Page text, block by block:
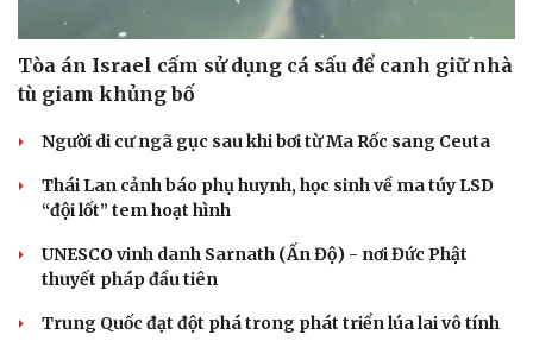
Cải chính
Tòa án Israel cấm sử dụng cá sấu để canh giữ nhà
tù giam khủng bố
Người di cư ngã gục sau khi bơi từ Ma Rốc sang Ceuta
Thái Lan cảnh báo phụ huynh, học sinh về ma túy LSD
“đội lốt” tem hoạt hình
UNESCO vinh danh Sarnath (Ấn Độ) - nơi Đức Phật
thuyết pháp đầu tiên
Trung Quốc đạt đột phá trong phát triển lúa lai vô tính